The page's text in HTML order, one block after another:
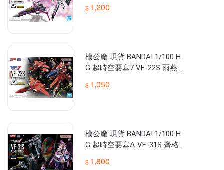
1,200
模公廠 現貨 BANDAI 1/100 H
G 超時空要塞7 VF-22S 雨燕二
1,050
模公廠 現貨 BANDAI 1/100 H
G 超時空要塞Δ VF-31S 齊格
1,800